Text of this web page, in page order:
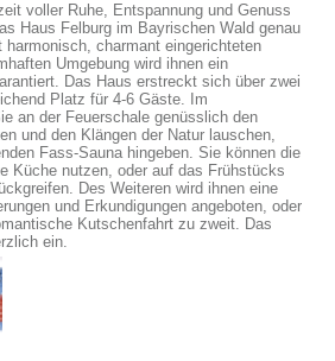
voller Ruhe, Entspannung und Genuss
Haus Felburg im Bayrischen Wald genau
charmant eingerichteten
Umgebung wird ihnen ein
Das Haus erstreckt sich über zwei
Platz für 4-6 Gäste. Im
an der Feuerschale genüsslich den
und den Klängen der Natur lauschen,
Fass-Sauna hingeben. Sie können die
Küche nutzen, oder auf das Frühstücks
Des Weiteren wird ihnen eine
und Erkundigungen angeboten, oder
Kutschenfahrt zu zweit. Das
ein.